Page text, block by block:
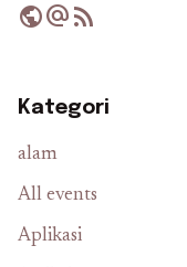
publicalternate_emailrss_feed
Kategori
alam
All events
Aplikasi